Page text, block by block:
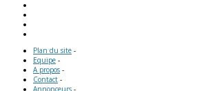
Plan du site -
Equipe -
A propos -
Contact -
Annonceurs -